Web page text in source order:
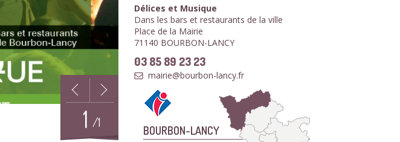
1 /1
Délices et Musique
Dans les bars et restaurants de la ville
Place de la Mairie
71140 BOURBON-LANCY
03 85 89 23 23
mairie@bourbon-lancy.fr
BOURBON-LANCY